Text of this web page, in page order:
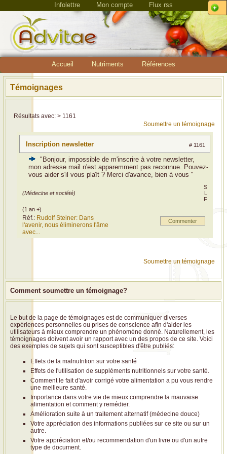
Infolettre Mon compte Flux rss
Accueil Nutriments Références
Témoignages
Résultats avec: > 1161
Soumettre un témoignage
Inscription newsletter # 1161
"Bonjour, impossible de m'inscrire à votre newsletter,
mon adresse mail n'est apparemment pas reconnue. Pouvez-
vous aider s'il vous plaît ? Merci d'avance, bien à vous "
(Médecine et société)
S
L
F
(1 an +)
Réf.: Rudolf Steiner: Dans
l'avenir, nous éliminerons l'âme
avec...
Commenter
Soumettre un témoignage
Comment soumettre un témoignage?
Le but de la page de témoignages est de communiquer diverses
expériences personnelles ou prises de conscience afin d'aider les
utilisateurs à mieux comprendre un phénomène donné. Naturellement, les
témoignages doivent avoir un rapport avec un des propos de ce site. Voici
des exemples de sujets qui sont susceptibles d'être publiés:
Effets de la malnutrition sur votre santé
Effets de l'utilisation de suppléments nutritionnels sur votre santé.
Comment le fait d'avoir corrigé votre alimentation a pu vous rendre
une meilleure santé.
Importance dans votre vie de mieux comprendre la mauvaise
alimentation et comment y remédier.
Amélioration suite à un traitement alternatif (médecine douce)
Votre appréciation des informations publiées sur ce site ou sur un
autre.
Votre appréciation et/ou recommendation d'un livre ou d'un autre
type de document.